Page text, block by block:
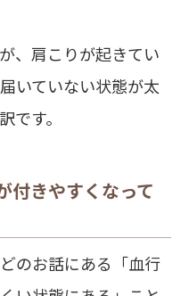
、肩こりが起きてい
いていない状態が太
です。
付きやすくなって
のお話にある「血行